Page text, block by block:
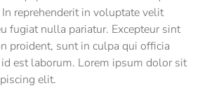
reprehenderit in voluptate velit
fugiat nulla pariatur. Excepteur sint
proident, sunt in culpa qui officia
est laborum. Lorem ipsum dolor sit
elit.